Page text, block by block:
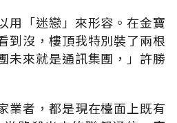
用「迷戀」來形容。在金寶
到沒，樓頂我特別裝了兩根
未來就是通訊集團，」許勝
業者，都是現在檯面上既有